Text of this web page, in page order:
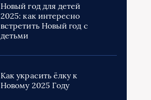
Новый год для детей
2025: как интересно
встретить Новый год с
детьми
Как украсить ёлку к
Новому 2025 Году